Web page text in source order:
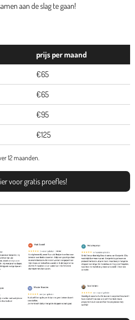
aan de slag te gaan!
prijs per maand
€65
€65
€95
€125
12 maanden.
voor gratis proefles!